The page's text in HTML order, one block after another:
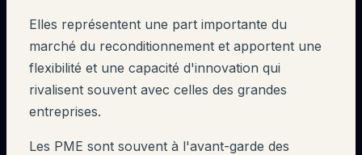
Elles représentent une part importante du
marché du reconditionnement et apportent une
flexibilité et une capacité d'innovation qui
rivalisent souvent avec celles des grandes
entreprises.
Les PME sont souvent à l'avant-garde des